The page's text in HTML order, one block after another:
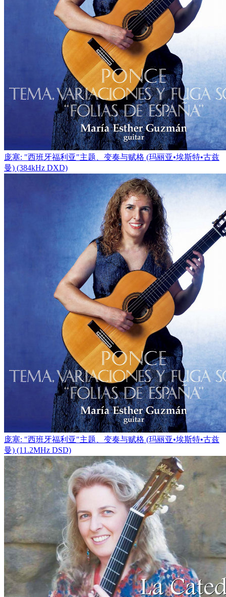
庞塞: "西班牙福利亚"主题、变奏与赋格 (玛丽亚•埃斯特•古兹
曼) (384kHz DXD)
庞塞: "西班牙福利亚"主题、变奏与赋格 (玛丽亚•埃斯特•古兹
曼) (11.2MHz DSD)